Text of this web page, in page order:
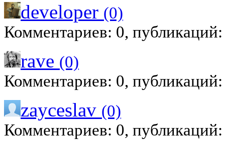
developer (0)
Комментариев: 0,
rave (0)
Комментариев: 0,
zayceslav (0)
Комментариев: 0,